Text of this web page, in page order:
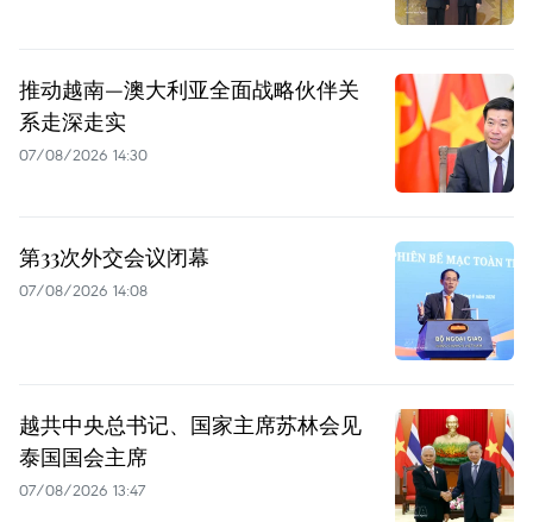
推动越南—澳大利亚全面战略伙伴关
系走深走实
07/08/2026 14:30
第33次外交会议闭幕
07/08/2026 14:08
越共中央总书记、国家主席苏林会见
泰国国会主席
07/08/2026 13:47